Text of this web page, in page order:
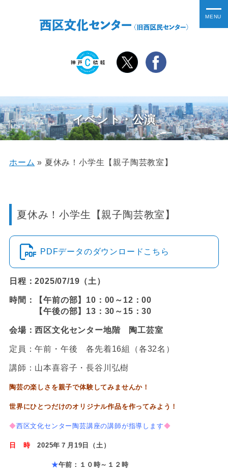
イベント・公演
ホーム » 夏休み！小学生【親子陶芸教室】
夏休み！小学生【親子陶芸教室】
PDFデータのダウンロードこちら
日程：2025/07/19（土）
時間：【午前の部】10：00～12：00
【午後の部】13：30～15：30
会場：西区文化センター地階 陶工芸室
定員：午前・午後 各先着16組（各32名）
講師：山本喜容子・長谷川弘樹
陶芸の楽しさを親子で体験してみませんか！
世界にひとつだけのオリジナル作品を作ってみよう！
◆西区文化センター陶芸講座の講師が指導します◆
日 時2025年 ７ 月19 日（土 ）
★午前：１０時～１２時